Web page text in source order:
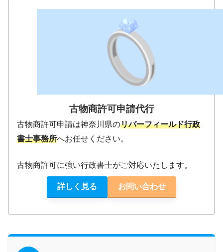
古物商許可申請代行
古物商許可申請は神奈川県のリバーフィールド行政
書士事務所へお任せください。
古物商許可に強い行政書士がご対応いたします。
詳しく見る お問い合わせ